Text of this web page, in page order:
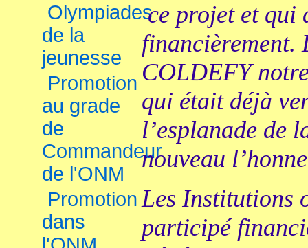
Olympiades
de la
jeunesse
Promotion
au grade
de
Commandeur
de l'ONM
Promotion
dans
ce projet et qui
financièrement.
COLDEFY
qui était déjà
l’esplanade de
nouveau
Les Institutions
participé